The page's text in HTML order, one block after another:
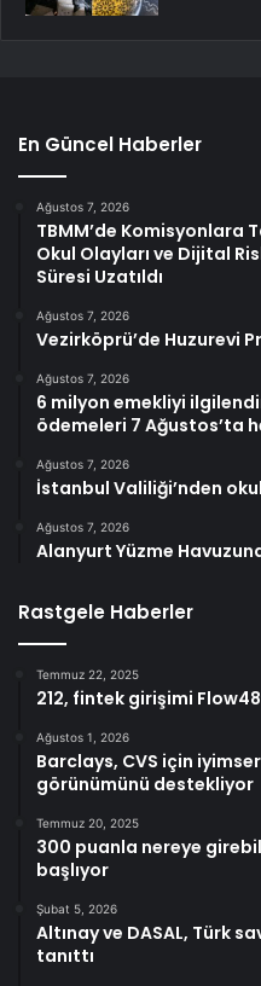
En Güncel Haberler
Ağustos 7, 2026
TBMM’de Komisyonlara
Okul Olayları ve Dijital
Süresi Uzatıldı
Ağustos 7, 2026
Vezirköprü’de Huzurevi
Ağustos 7, 2026
6 milyon emekliyi
ödemeleri 7 Ağustos’ta
Ağustos 7, 2026
İstanbul Valiliği’nden
Ağustos 7, 2026
Alanyurt Yüzme
Rastgele Haberler
Temmuz 22, 2025
212, fintek girişimi
Ağustos 1, 2026
Barclays, CVS için
görünümünü destekliyor
Temmuz 20, 2025
300 puanla nereye
başlıyor
Şubat 5, 2026
Altınay ve DASAL, Türk
tanıttı